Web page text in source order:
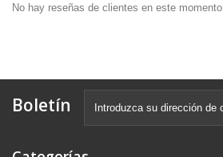
No hay reseñas de clientes en este momento.
Boletín